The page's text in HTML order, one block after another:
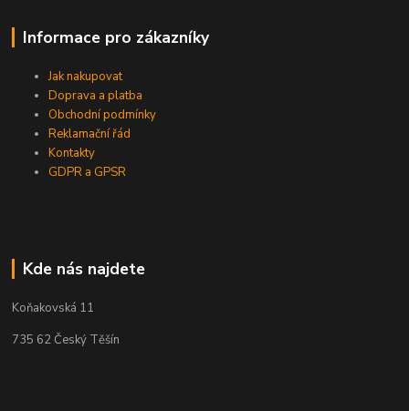
Informace pro zákazníky
Jak nakupovat
Doprava a platba
Obchodní podmínky
Reklamační řád
Kontakty
GDPR a GPSR
Kde nás najdete
Koňakovská 11
735 62 Český Těšín